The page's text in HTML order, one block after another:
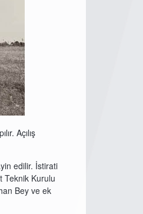
Açılış
edilir. İstirati
Teknik Kurulu
Bey ve ek